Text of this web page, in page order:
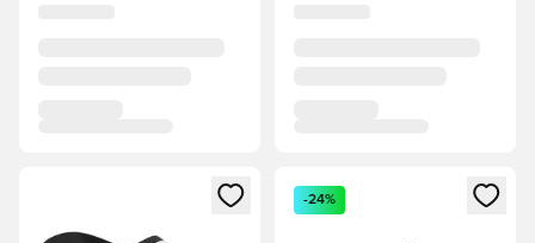
Megnyit egy modált a bejelentkezéshez vagy a tagként
Megnyit egy modált a
-24%